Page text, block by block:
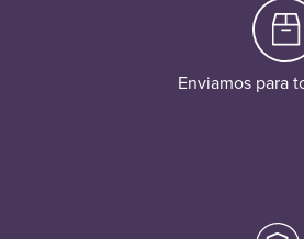
Enviamos para